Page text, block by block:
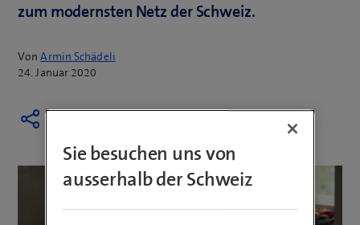
zum modernsten Netz der Schweiz.
VonArmin Schädeli
24. Januar 2020
Sie besuchen uns von
ausserhalb der Schweiz